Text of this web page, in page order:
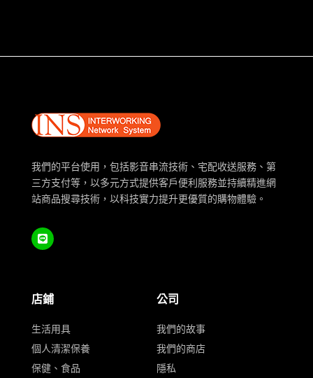
我們的平台使用，包括影音串流技術、宅配收送服務、第
三方支付等，以多元方式提供客戶便利服務並持續精進網
站商品搜尋技術，以科技實力提升更優質的購物體驗。
店鋪
生活用具
個人清潔保養
保健、食品
公司
我們的故事
我們的商店
隱私